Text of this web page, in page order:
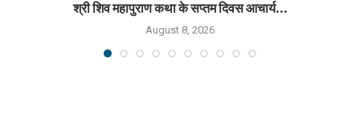
श्री शिव महापुराण कथा के सप्तम दिवस आचार्य...
August 8, 2026